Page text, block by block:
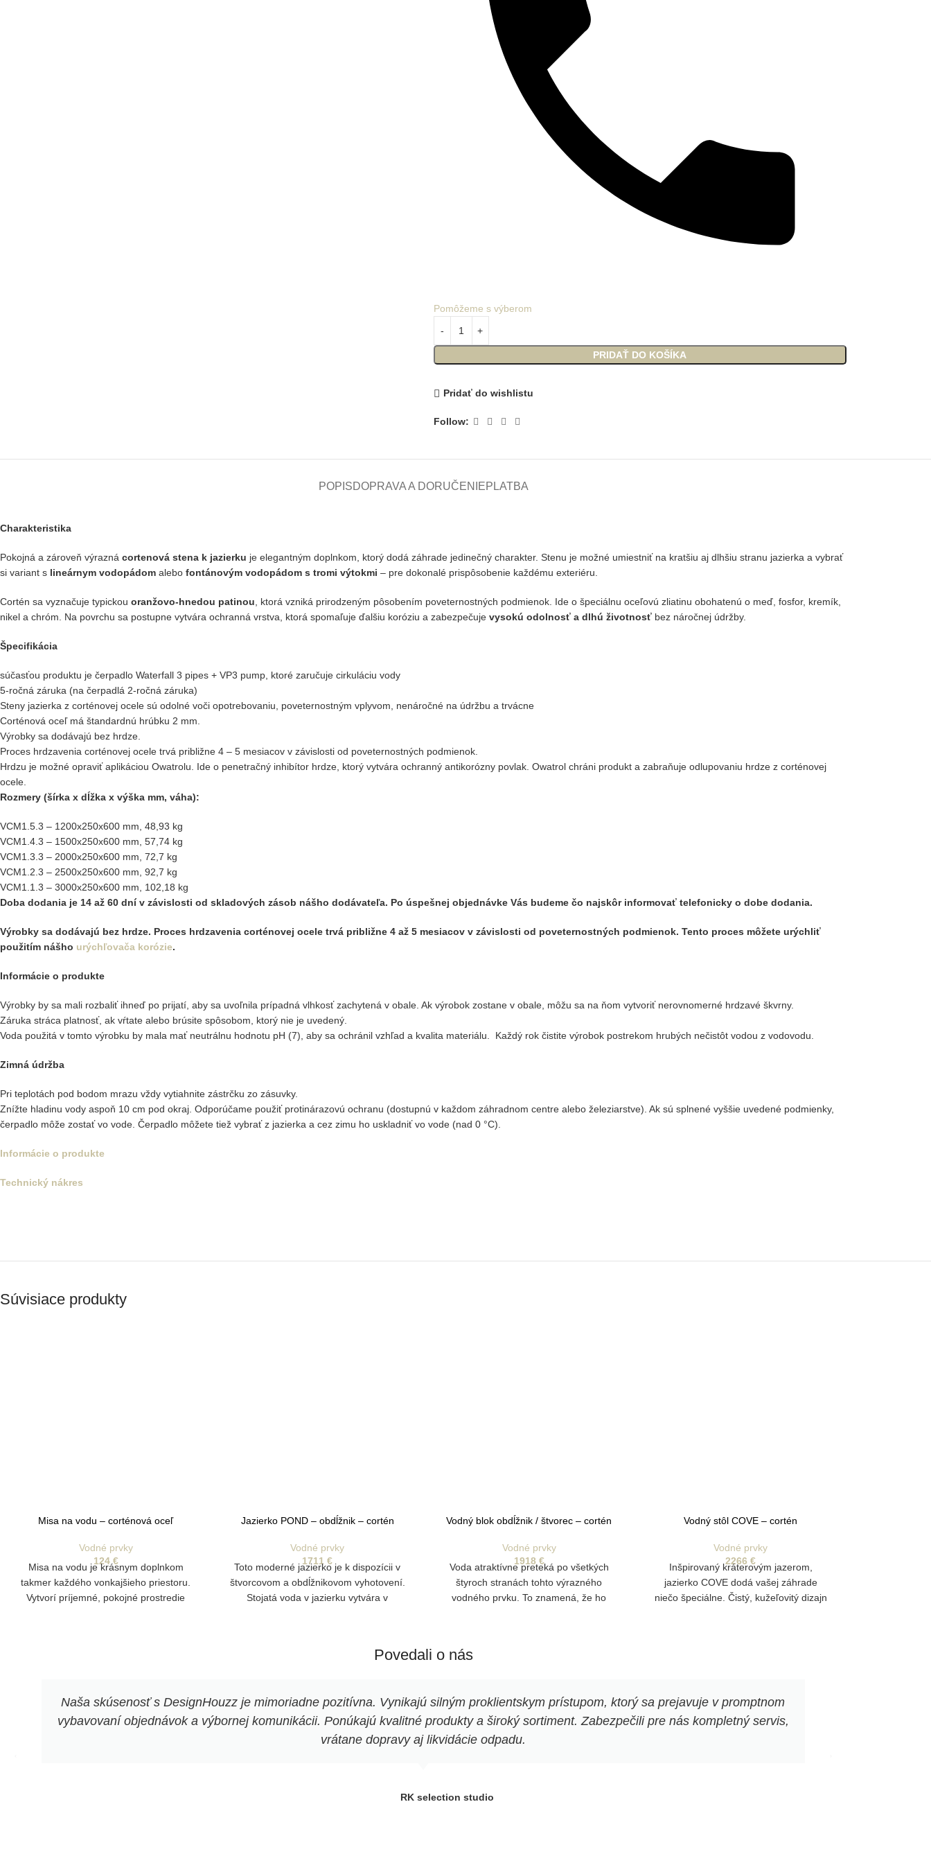
PRIDAŤ DO KOŠÍKA
Pomôžeme s výberom
Pridať do wishlistu
Follow:
POPISDOPRAVA A DORUČENIEPLATBA
Charakteristika
Pokojná a zároveň výrazná cortenová stena k jazierku je elegantným doplnkom, ktorý dodá záhrade jedinečný charakter. Stenu je možné umiestniť na kratšiu aj dlhšiu stranu jazierka a vybrať
si variant s lineárnym vodopádom alebo fontánovým vodopádom s tromi výtokmi – pre dokonalé prispôsobenie každému exteriéru.
Cortén sa vyznačuje typickou oranžovo-hnedou patinou , ktorá vzniká prirodzeným pôsobením poveternostných podmienok. Ide o špeciálnu oceľovú zliatinu obohatenú o meď, fosfor, kremík,
nikel a chróm. Na povrchu sa postupne vytvára ochranná vrstva, ktorá spomaľuje ďalšiu koróziu a zabezpečuje vysokú odolnosť a dlhú životnosť bez náročnej údržby.
Špecifikácia
súčasťou produktu je čerpadlo Waterfall 3 pipes + VP3 pump, ktoré zaručuje cirkuláciu vody
5-ročná záruka (na čerpadlá 2-ročná záruka)
Steny jazierka z corténovej ocele sú odolné voči opotrebovaniu, poveternostným vplyvom, nenáročné na údržbu a trvácne
Corténová oceľ má štandardnú hrúbku 2 mm.
Výrobky sa dodávajú bez hrdze.
Proces hrdzavenia corténovej ocele trvá približne 4 – 5 mesiacov v závislosti od poveternostných podmienok.
Hrdzu je možné opraviť aplikáciou Owatrolu. Ide o penetračný inhibítor hrdze, ktorý vytvára ochranný antikorózny povlak. Owatrol chráni produkt a zabraňuje odlupovaniu hrdze z corténovej
ocele.
Rozmery (šírka x dĺžka x výška mm, váha):
VCM1.5.3 – 1200x250x600 mm, 48,93 kg
VCM1.4.3 – 1500x250x600 mm, 57,74 kg
VCM1.3.3 – 2000x250x600 mm, 72,7 kg
VCM1.2.3 – 2500x250x600 mm, 92,7 kg
VCM1.1.3 – 3000x250x600 mm, 102,18 kg
Doba dodania je 14 až 60 dní v závislosti od skladových zásob nášho dodávateľa. Po úspešnej objednávke Vás budeme čo najskôr informovať telefonicky o dobe dodania.
Výrobky sa dodávajú bez hrdze. Proces hrdzavenia corténovej ocele trvá približne 4 až 5 mesiacov v závislosti od poveternostných podmienok. Tento proces môžete urýchliť
použitím nášho urýchľovača korózie.
Informácie o produkte
Výrobky by sa mali rozbaliť ihneď po prijatí, aby sa uvoľnila prípadná vlhkosť zachytená v obale. Ak výrobok zostane v obale, môžu sa na ňom vytvoriť nerovnomerné hrdzavé škvrny.
Záruka stráca platnosť, ak vŕtate alebo brúsite spôsobom, ktorý nie je uvedený.
Voda použitá v tomto výrobku by mala mať neutrálnu hodnotu pH (7), aby sa ochránil vzhľad a kvalita materiálu. Každý rok čistite výrobok postrekom hrubých nečistôt vodou z vodovodu.
Zimná údržba
Pri teplotách pod bodom mrazu vždy vytiahnite zástrčku zo zásuvky.
Znížte hladinu vody aspoň 10 cm pod okraj. Odporúčame použiť protinárazovú ochranu (dostupnú v každom záhradnom centre alebo železiarstve). Ak sú splnené vyššie uvedené podmienky,
čerpadlo môže zostať vo vode. Čerpadlo môžete tiež vybrať z jazierka a cez zimu ho uskladniť vo vode (nad 0 °C).
Informácie o produkte
Technický nákres
Súvisiace produkty
Misa na vodu – corténová oceľ
Vodné prvky
124€
Misa na vodu je krásnym doplnkom
takmer každého vonkajšieho priestoru.
Vytvorí príjemné, pokojné prostredie
Jazierko POND – obdĺžnik – cortén
Vodné prvky
1711€
Toto moderné jazierko je k dispozícii v
štvorcovom a obdĺžnikovom vyhotovení.
Stojatá voda v jazierku vytvára v
Vodný blok obdĺžnik / štvorec – cortén
Vodné prvky
1918 €
Voda atraktívne preteká po všetkých
štyroch stranách tohto výrazného
vodného prvku. To znamená, že ho
Vodný stôl COVE – cortén
Vodné prvky
2266€
Inšpirovaný kráterovým jazerom,
jazierko COVE dodá vašej záhrade
niečo špeciálne. Čistý, kužeľovitý dizajn
Povedali o nás
Naša skúsenosť s DesignHouzz je mimoriadne pozitívna. Vynikajú silným proklientskym prístupom, ktorý sa prejavuje v promptnom
vybavovaní objednávok a výbornej komunikácii. Ponúkajú kvalitné produkty a široký sortiment. Zabezpečili pre nás kompletný servis,
vrátane dopravy aj likvidácie odpadu.
RK selection studio